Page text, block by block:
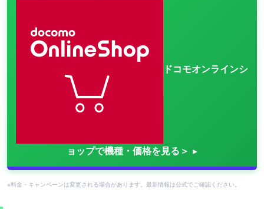
ドコモオンラインシ
ョップで機種・価格を見る＞
※料金・キャンペーンは変更される場合があります。最新情報は公式でご確認ください。